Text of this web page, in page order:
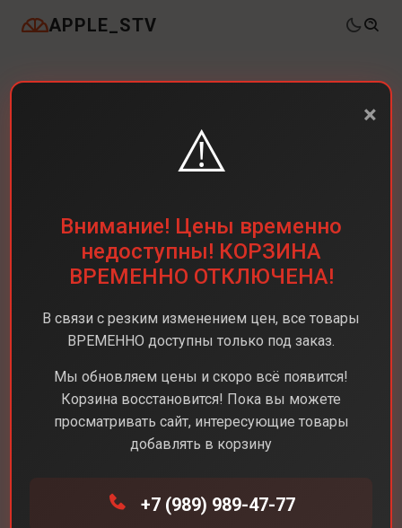
APPLE_STV
Планшеты Apple iPad 11 WiFi 2025
×
⚠️
Внимание! Цены временно
недоступны! КОРЗИНА
ВРЕМЕННО ОТКЛЮЧЕНА!
В связи с резким изменением цен, все товары
ВРЕМЕННО доступны только под заказ.
Мы обновляем цены и скоро всё появится!
Корзина восстановится! Пока вы можете
просматривать сайт, интересующие товары
добавлять в корзину
+7 (989) 989-47-77